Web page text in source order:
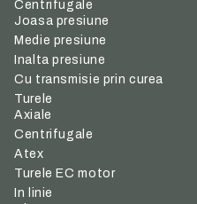
Centrifugale
Joasa presiune
Medie presiune
Inalta presiune
Cu transmisie prin curea
Turele
Axiale
Centrifugale
Atex
Turele EC motor
In linie